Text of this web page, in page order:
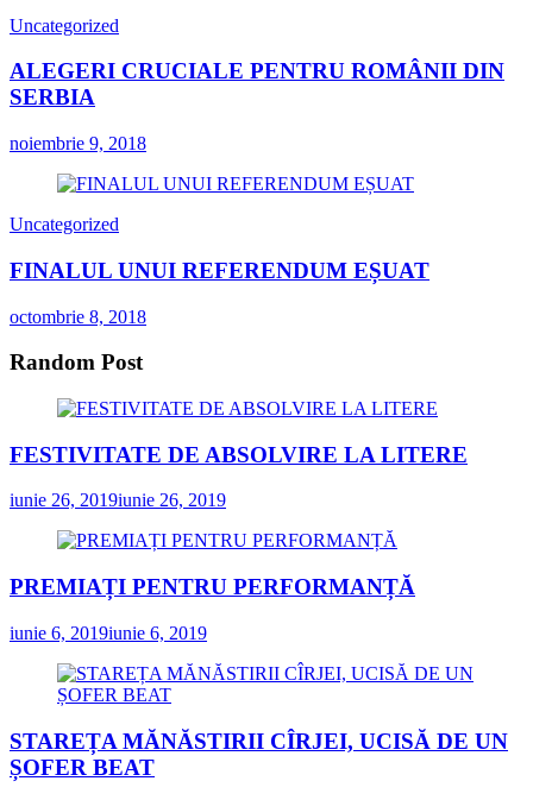
Uncategorized
ALEGERI CRUCIALE PENTRU ROMÂNII DIN
SERBIA
noiembrie 9, 2018
Uncategorized
FINALUL UNUI REFERENDUM EȘUAT
octombrie 8, 2018
Random Post
FESTIVITATE DE ABSOLVIRE LA LITERE
iunie 26, 2019iunie 26, 2019
PREMIAȚI PENTRU PERFORMANȚĂ
iunie 6, 2019iunie 6, 2019
STAREȚA MĂNĂSTIRII CÎRJEI, UCISĂ DE UN
ȘOFER BEAT